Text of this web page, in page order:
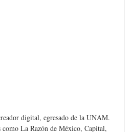
digital, egresado de la UNAM.
La Razón de México, Capital,